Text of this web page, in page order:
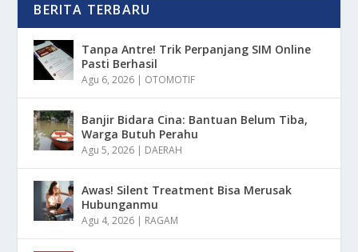
BERITA TERBARU
Tanpa Antre! Trik Perpanjang SIM Online
Pasti Berhasil
Agu 6, 2026 | OTOMOTIF
Banjir Bidara Cina: Bantuan Belum Tiba,
Warga Butuh Perahu
Agu 5, 2026 | DAERAH
Awas! Silent Treatment Bisa Merusak
Hubunganmu
Agu 4, 2026 | RAGAM